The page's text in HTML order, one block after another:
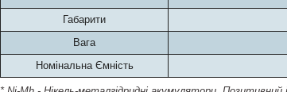
Габарити
Вага
Номінальна Ємність